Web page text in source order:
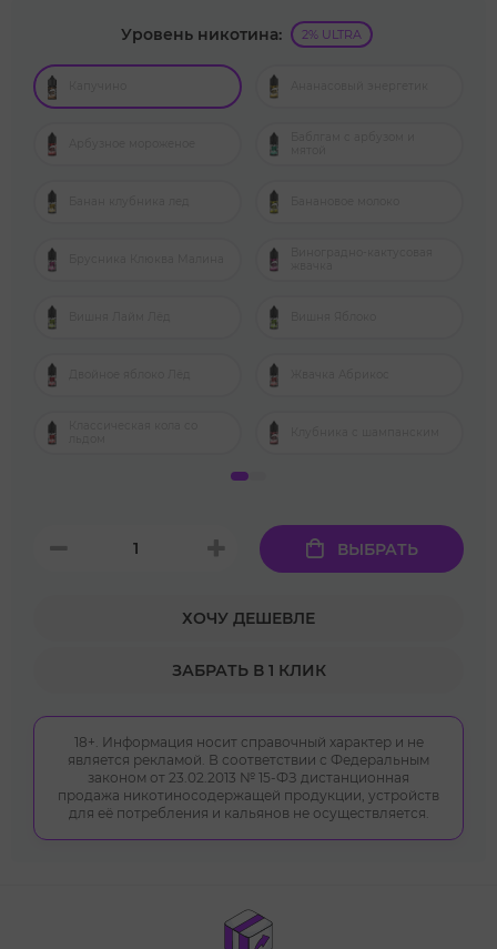
Уровень никотина: 2% ULTRA
ВЫБРАТЬ
ХОЧУ ДЕШЕВЛЕ
ЗАБРАТЬ В 1 КЛИК
18+. Информация носит справочный характер и не
является рекламой. В соответствии с Федеральным
законом от 23.02.2013 № 15-ФЗ дистанционная
продажа никотиносодержащей продукции, устройств
для её потребления и кальянов не осуществляется.